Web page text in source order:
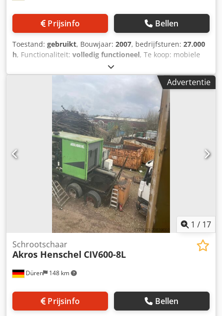
Prijsinfo Bellen
Toestand: gebruikt, Bouwjaar: 2007, bedrijfsturen: 27.000
h, Functionaliteit: volledig functioneel, Te koop: mobiele
schrootschaar in gebruikte staat. De machine kan op elk
moment worden bezichtigd. Cedoykzv Hepfx Ah Asrf
Advertentie
1 / 17
Düren 148 km
Schrootschaar
Akros Henschel CIV600-8L
Prijsinfo Bellen